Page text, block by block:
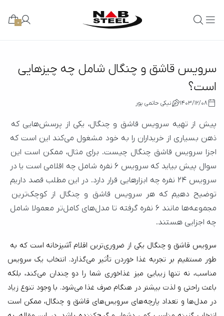
0
سرویس قاشق و چنگال شامل چه چیزهایی
است؟
1403/12/08 نیکی حاتمی پور
پیش از تهیه سرویس قاشق و چنگال، یکی از پرسش‌هایی که
ذهن بسیاری از خریداران را به خود مشغول می‌کند این است که
اجزا سرویس قاشق چنگال چیست. برای مثال، ممکن است این
سوال پیش بیاید که سرویس ۶ نفره شامل چه اقلامی است یا در
سرویس ۲۴ نفره چه ابزارهایی قرار دارد. در این مطلب قصد داریم
توضیح دهیم که هر سرویس قاشق و چنگال از کوچک‌ترین
مجموعه‌ها مانند ۶ نفره گرفته تا مدل‌های کامل‌تر معمولا شامل
چه اجزایی هستند.
سرویس قاشق و چنگال یکی از ضروری‌ترین اقلام آشپزخانه است که به